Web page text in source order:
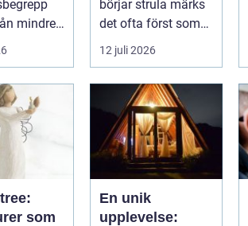
mindre
börjar strula märks
det ofta först som
små
irritationsmoment:
långsam avrinning
12 juli 2026
som
En unik
upplevelse: